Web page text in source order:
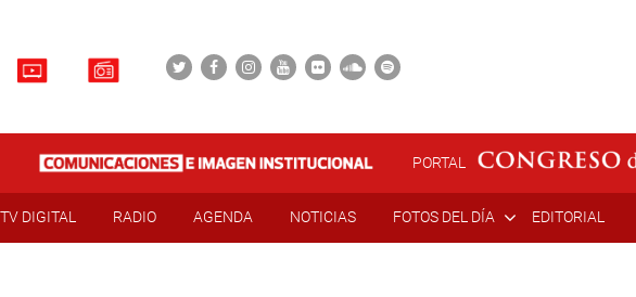
PORTAL
TV DIGITAL RADIO AGENDA NOTICIAS FOTOS DEL DÍA EDITORIAL